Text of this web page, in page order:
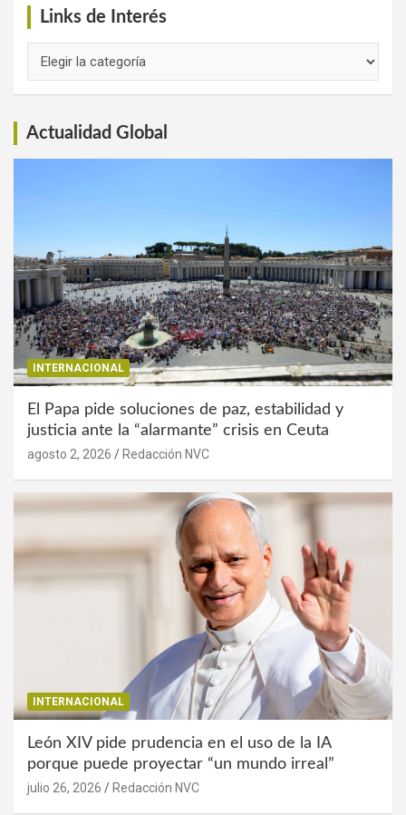
Links de Interés
Actualidad Global
INTERNACIONAL
El Papa pide soluciones de paz, estabilidad y
justicia ante la “alarmante” crisis en Ceuta
agosto 2, 2026 Redacción NVC
INTERNACIONAL
León XIV pide prudencia en el uso de la IA
porque puede proyectar “un mundo irreal”
julio 26, 2026 Redacción NVC